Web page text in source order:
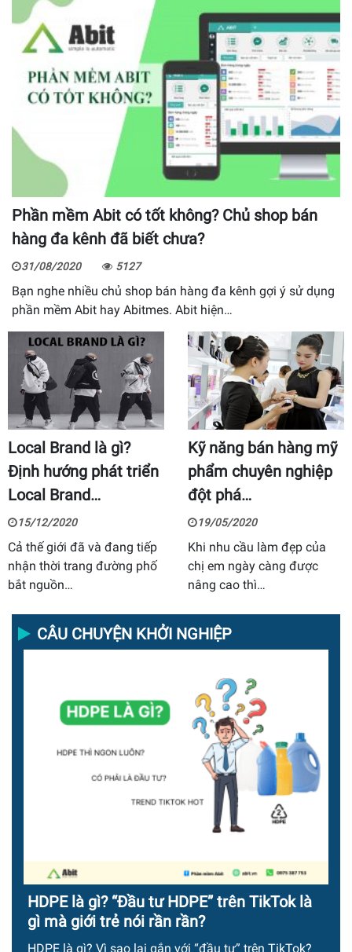
Phần mềm Abit có tốt không? Chủ shop bán
hàng đa kênh đã biết chưa?
31/08/2020 5127
Bạn nghe nhiều chủ shop bán hàng đa kênh gợi ý sử dụng
phần mềm Abit hay Abitmes. Abit hiện…
Local Brand là gì?
Định hướng phát triển
Local Brand…
15/12/2020
Cả thế giới đã và đang tiếp
nhận thời trang đường phố
bắt nguồn…
Kỹ năng bán hàng mỹ
phẩm chuyên nghiệp
đột phá…
19/05/2020
Khi nhu cầu làm đẹp của
chị em ngày càng được
nâng cao thì…
CÂU CHUYỆN KHỞI NGHIỆP
HDPE là gì? “Đầu tư HDPE” trên TikTok là
gì mà giới trẻ nói rần rần?
HDPE là gì? Vì sao lại gắn với “đầu tư” trên TikTok?